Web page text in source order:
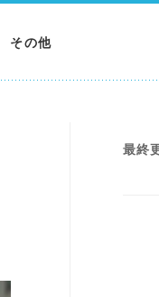
その他
最終